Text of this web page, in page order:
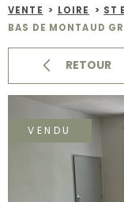
VENTE
LOIRE ST
BAS DE MONTAUD
RETOUR
VENDU